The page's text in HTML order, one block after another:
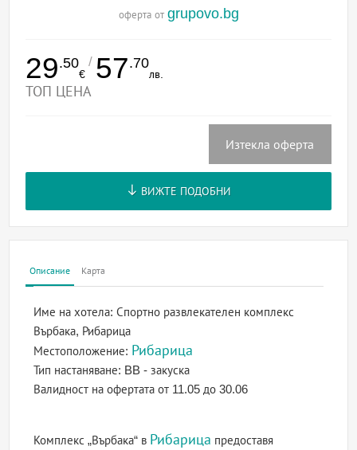
оферта от grupovo.bg
29.50
€
/ 57.70
лв.
ТОП ЦЕНА
Изтекла оферта
ВИЖТЕ ПОДОБНИ
Описание Карта
Име на хотела:Спортно развлекателен комплекс
Върбака, Рибарица
Местоположение: Рибарица
Тип настаняване: BB - закуска
Валидност на офертатаот 11.05 до 30.06
Комплекс „Върбака“ в Рибарица предоставя